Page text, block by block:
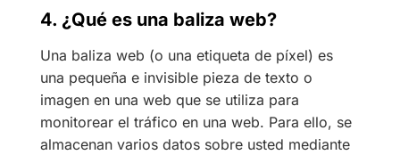
4. ¿Qué es una baliza web?
Una baliza web (o una etiqueta de píxel) es
una pequeña e invisible pieza de texto o
imagen en una web que se utiliza para
monitorear el tráfico en una web. Para ello, se
almacenan varios datos sobre usted mediante